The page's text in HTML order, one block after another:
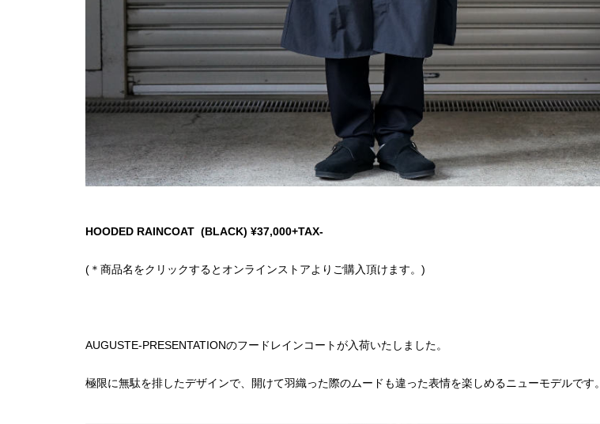
HOODED RAINCOAT (BLACK) ¥37,000+TAX-
(＊商品名をクリックするとオンラインストアよりご購入頂けます。)
AUGUSTE-PRESENTATIONのフードレインコートが入荷いたしました。
極限に無駄を排したデザインで、開けて羽織った際のムードも違った表情を楽しめるニューモデルです。